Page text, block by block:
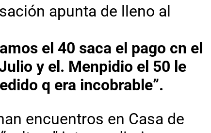
apunta de lleno al
el 40 saca el pago cn el
y el. Menpidio el 50 le
q era incobrable”.
encuentros en Casa de